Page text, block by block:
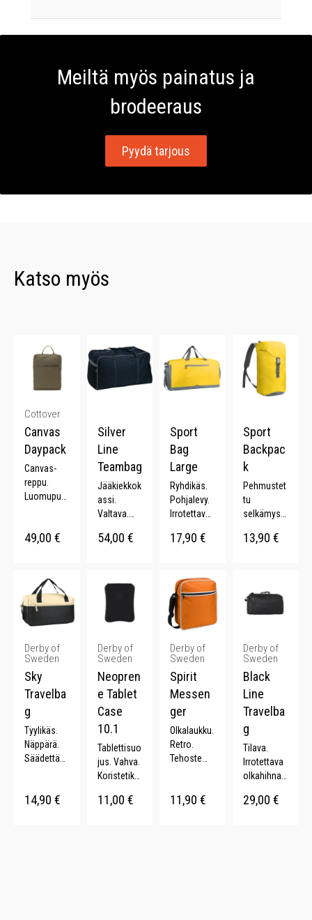
Meiltä myös painatus ja
brodeeraus
Pyydä tarjous
Katso myös
Cottover
Canvas
Daypack
Canvas-
reppu.
Luomupuu
asku. YKK-
t olkaimet.
49,00 €
Silver
Line
Teambag
Jääkiekkok
assi.
Valtava.
mit. 200 L.
54,00 €
Sport
Bag
Large
Ryhdikäs.
Pohjalevy.
Irrotettavat
Kenkätask
17,90 €
Sport
Backpac
k
Pehmustet
tu
selkämys.
ut
Muotoiltu
läppä. 20 L.
13,90 €
Derby of
Sweden
Sky
Travelba
g
Tyylikäs.
Näppärä.
Säädettävä
14,90 €
Derby of
Sweden
Neopren
e Tablet
Case
10.1
Tablettisuo
jus. Vahva.
Koristetikk
Elastinen
11,00 €
Derby of
Sweden
Spirit
Messen
ger
Olkalaukku.
Retro.
Tehoste
kantohihna
11,90 €
Derby of
Sweden
Black
Line
Travelba
g
Tilava.
Irrotettava
olkahihna.
29,00 €